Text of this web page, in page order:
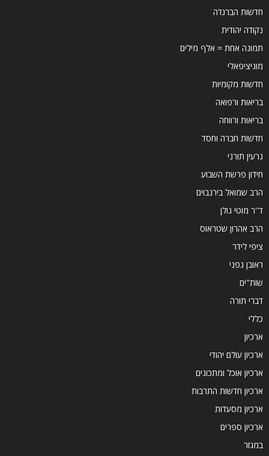
חדשות הברנז'ה
נקודה יהודית
תמונה אחת = אלף מילים
מוניציפאלי
חדשות מקומיות
בריאות ורפואה
בריאות ורווחה
חדשות חברה וחסד
גרעין תורני
חידון פרשת השבוע
הרב שמואל בירנבוים
ד''ר מוטי גולן
הרב אהרון שטראוס
ציפי לידר
ראובן גפני
שות"ים
דברי תורה
כללי
ארכיון
ארכיון עולם יהודי
ארכיון אוכל ומתכונים
ארכיון חדשות התרבות
ארכיון מסעדות
ארכיון ספרים
במגזר